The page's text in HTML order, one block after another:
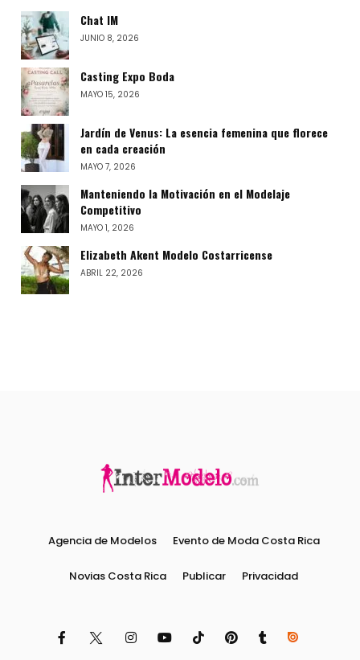
Chat IM
JUNIO 8, 2026
Casting Expo Boda
MAYO 15, 2026
Jardín de Venus: La esencia femenina que florece
en cada creación
MAYO 7, 2026
Manteniendo la Motivación en el Modelaje
Competitivo
MAYO 1, 2026
Elizabeth Akent Modelo Costarricense
ABRIL 22, 2026
Agencia de Modelos Evento de Moda Costa Rica
Novias Costa Rica Publicar Privacidad